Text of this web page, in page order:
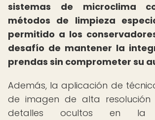
sistemas de microclima
métodos de limpieza
permitido a los
desafío de mantener la
prendas sin comprometer su
Además, la aplicación de
de imagen de alta resolución
detalles ocultos en la